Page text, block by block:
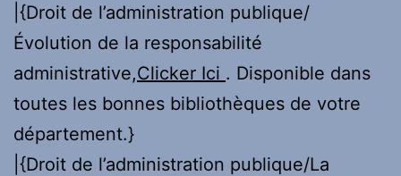
|{Droit de l’administration publique/
Évolution de la responsabilité
administrative,Clicker Ici . Disponible dans
toutes les bonnes bibliothèques de votre
département.}
|{Droit de l’administration publique/La